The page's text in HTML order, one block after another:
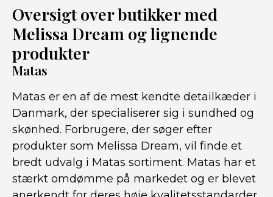
Oversigt over butikker med
Melissa Dream og lignende
produkter
Matas
Matas er en af de mest kendte detailkæder i
Danmark, der specialiserer sig i sundhed og
skønhed. Forbrugere, der søger efter
produkter som Melissa Dream, vil finde et
bredt udvalg i Matas sortiment. Matas har et
stærkt omdømme på markedet og er blevet